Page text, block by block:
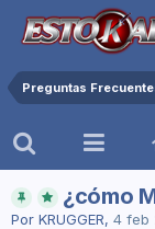
Preguntas
¿cómo
Por KRUGGER, 4 feb